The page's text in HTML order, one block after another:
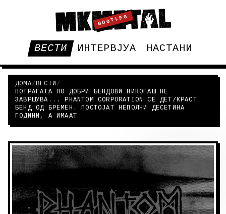
BOOTLEG
ВЕСТИ ИНТЕРВЈУА НАСТАНИ
ДОМА/ВЕСТИ /
ПОТРАГАТА ПО ДОБРИ БЕНДОВИ НИКОГАШ НЕ
ЗАВРШУВА... PHANTOM CORPORATION СЕ ДЕТ/КРАСТ
БЕНД ОД БРЕМЕН. ПОСТОЈАТ НЕПОЛНИ ДЕСЕТИНА
ГОДИНИ, А ИМААТ